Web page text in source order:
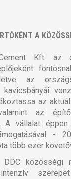
A
Kft. az
az
az
az
A vállalat
-
több ezer
DDC közösségi
intenzív